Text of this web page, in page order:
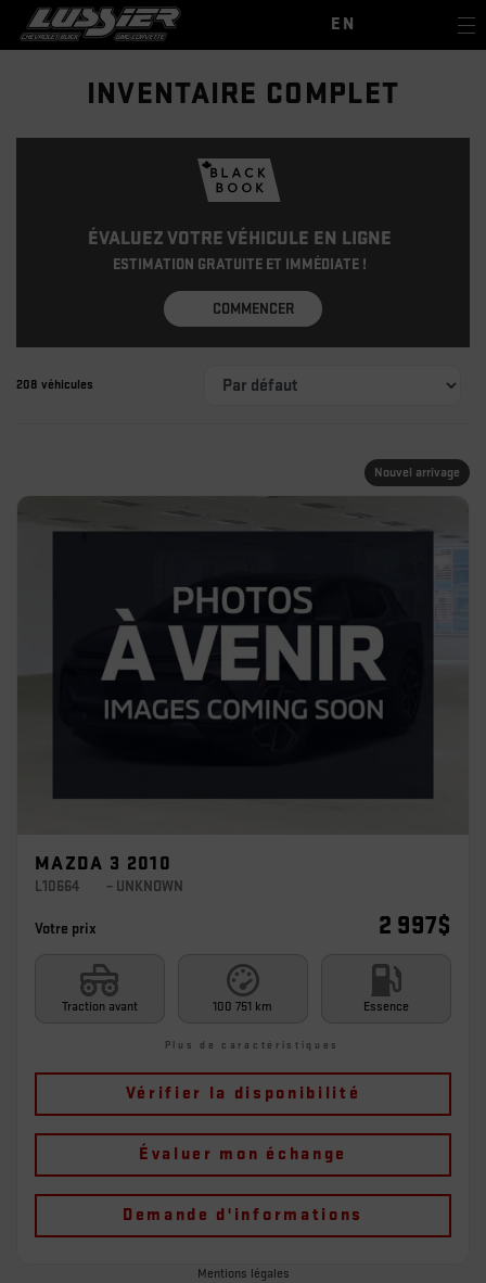
EN
INVENTAIRE COMPLET
ÉVALUEZ VOTRE VÉHICULE EN LIGNE
ESTIMATION GRATUITE ET IMMÉDIATE !
COMMENCER
208 véhicules
Nouvel arrivage
MAZDA 3 2010
L10664 – UNKNOWN
Votre prix 2 997$
Traction avant 100 751 km Essence
Plus de caractéristiques
Vérifier la disponibilité
Évaluer mon échange
Demande d'informations
Mentions légales